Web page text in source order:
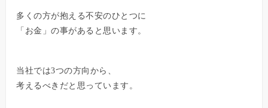
多くの方が抱える不安のひとつに
「お金」の事があると思います。
当社では3つの方向から、
考えるべきだと思っています。